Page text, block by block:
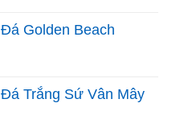
Đá Golden Beach
Đá Trắng Sứ Vân Mây